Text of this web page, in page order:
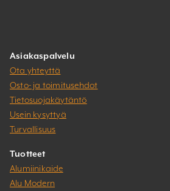
Asiakaspalvelu
Ota yhteyttä
Osto- ja toimitusehdot
Tietosuojakäytäntö
Usein kysyttyä
Turvallisuus
Tuotteet
Alumiinikaide
Alu Modern